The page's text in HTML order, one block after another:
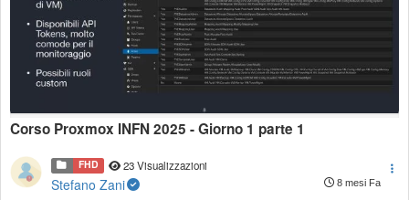
Corso Proxmox INFN 2025 - Giorno 1 parte 1
FHD 23 Visualizzazioni
Stefano Zani 8 mesi Fa